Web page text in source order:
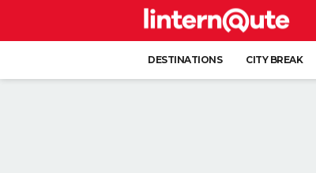
DESTINATIONS CITY BREAK